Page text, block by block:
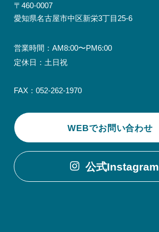
〒460-0007
愛知県名古屋市中区新栄3丁目25-6
営業時間：AM8:00〜PM6:00
定休日：土日祝
FAX：052-262-1970
WEBでお問い合わせ
公式Instagram